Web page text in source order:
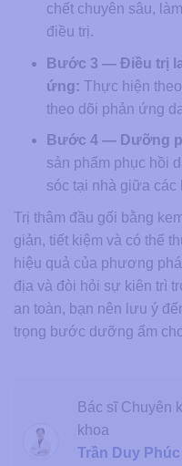
chết chuyên sâu,
điều trị.
Bước 3 — Điều trị
ứng: Thực hiện
theo dõi phản ứng
Bước 4 — Dưỡng
sản phẩm phục hồi
sóc tại nhà giữa các
Trị thâm đầu gối bằng
giản, tiết kiệm và có thể
hiệu quả của phương
địa và đòi hỏi sự kiên trì
an toàn, bạn nên lưu ý
trọng bước dưỡng ẩm
Bác sĩ Chuyên
khoa
Trần Duy Phúc